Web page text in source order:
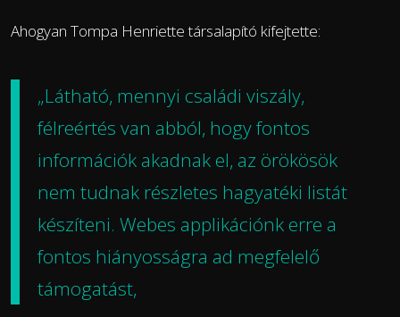
Ahogyan Tompa Henriette társalapító kifejtette:
„Látható, mennyi családi viszály,
félreértés van abból, hogy fontos
információk akadnak el, az örökösök
nem tudnak részletes hagyatéki listát
készíteni. Webes applikációnk erre a
fontos hiányosságra ad megfelelő
támogatást,